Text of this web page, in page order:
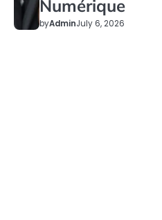
Numérique
byAdminJuly 6, 2026